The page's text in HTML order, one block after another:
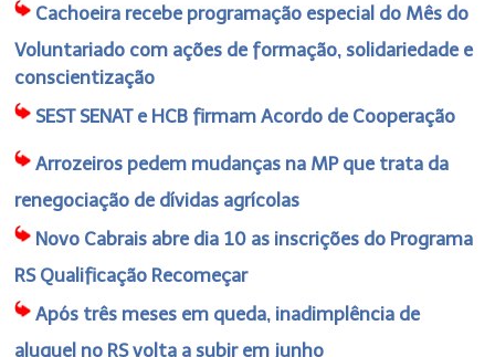
Cachoeira recebe programação especial do Mês do
Voluntariado com ações de formação, solidariedade e
conscientização
SEST SENAT e HCB firmam Acordo de Cooperação
Arrozeiros pedem mudanças na MP que trata da
renegociação de dívidas agrícolas
Novo Cabrais abre dia 10 as inscrições do Programa
RS Qualificação Recomeçar
Após três meses em queda, inadimplência de
aluguel no RS volta a subir em junho